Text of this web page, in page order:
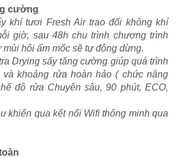
cường
khí tươi Fresh Air trao đổi không khí
giờ, sau 48h chu trình chương trình
hôi ẩm mốc sẽ tự động dừng.
Drying sấy tăng cường giúp quá trình
khoảng rửa hoàn hảo ( chức năng
độ rửa Chuyên sâu, 90 phút, ECO,
khiển qua kết nối Wifi thông minh qua